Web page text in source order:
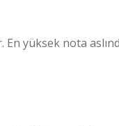
En yüksek nota